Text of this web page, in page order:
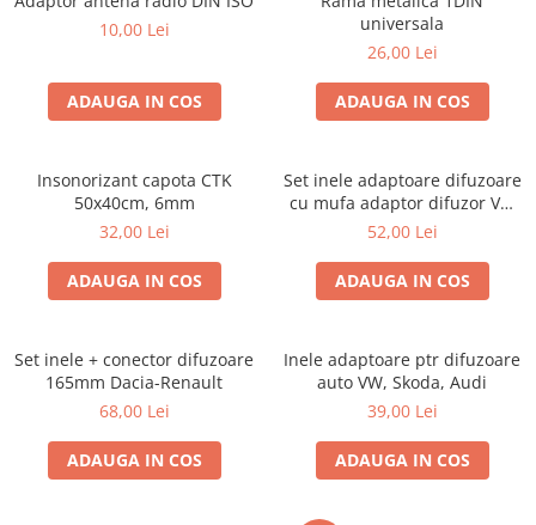
10,00 Lei
ADAUGA IN COS
universala
26,00 Lei
ADAUGA IN COS
Insonorizant capota CTK
50x40cm, 6mm
32,00 Lei
ADAUGA IN COS
Set inele adaptoare difuzoare
cu mufa adaptor difuzor VW
Passat B5/B5.5
52,00 Lei
ADAUGA IN COS
Set inele + conector difuzoare
165mm Dacia-Renault
68,00 Lei
ADAUGA IN COS
Inele adaptoare ptr difuzoare
auto VW, Skoda, Audi
39,00 Lei
ADAUGA IN COS